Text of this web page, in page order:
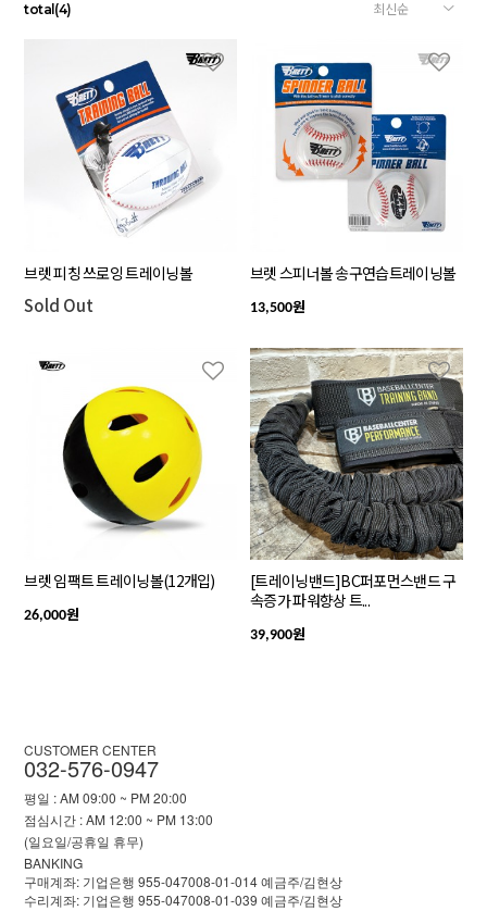
total (4)
브렛 피칭 쓰로잉 트레이닝볼
Sold Out
브렛 스피너볼 송구연습트레이닝볼
13,500원
브렛 임팩트 트레이닝볼(12개입)
26,000원
[트레이닝밴드]BC퍼포먼스밴드 구
속증가 파워향상 트...
39,900원
CUSTOMER CENTER
032-576-0947
평일 : AM 09:00 ~ PM 20:00
점심시간 : AM 12:00 ~ PM 13:00
(일요일/공휴일 휴무)
BANKING
구매계좌: 기업은행 955-047008-01-014 예금주/김현상
수리계좌: 기업은행 955-047008-01-039 예금주/김현상